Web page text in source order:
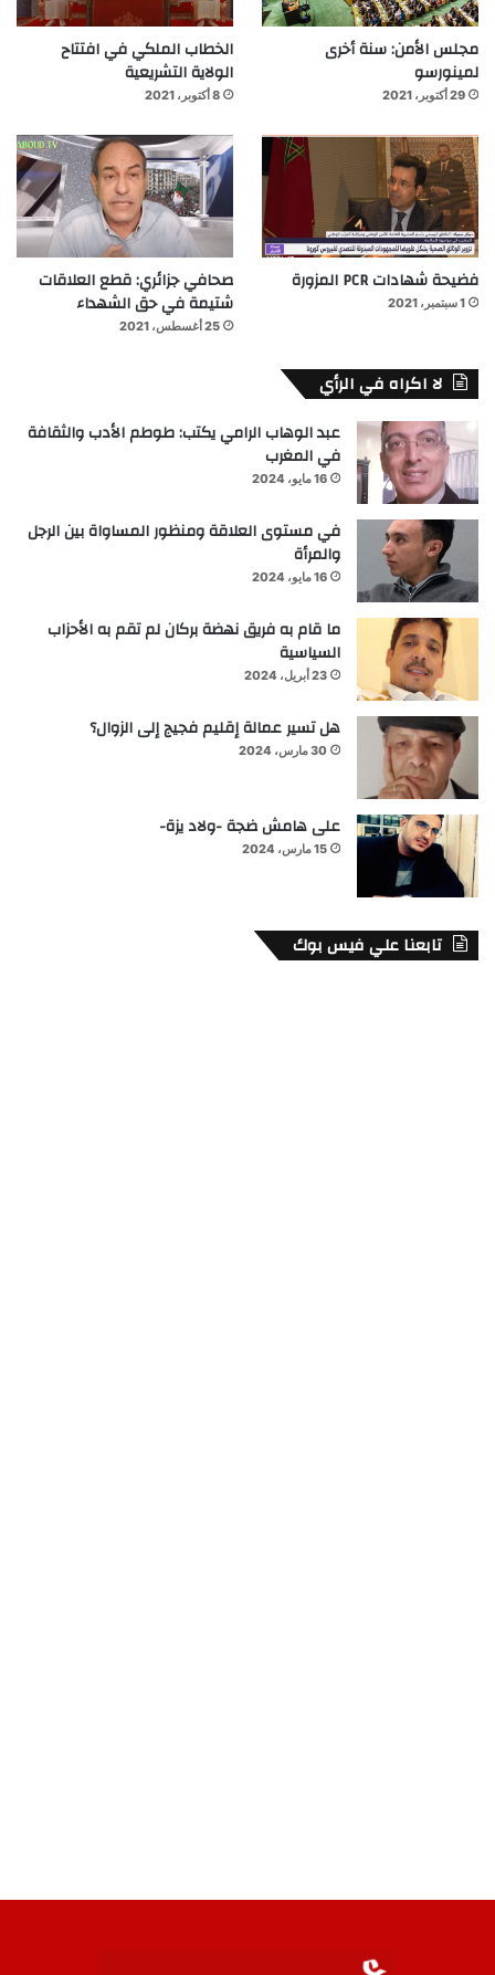
مجلس الأمن: سنة أخرى
لمينورسو
29 أكتوبر، 2021
الخطاب الملكي في افتتاح
الولاية التشريعية
8 أكتوبر، 2021
فضيحة شهادات PCR المزورة
1 سبتمبر، 2021
صحافي جزائري: قطع العلاقات
شتيمة في حق الشهداء
25 أغسطس، 2021
لا اكراه في الرأي
عبد الوهاب الرامي يكتب: طوطم الأدب والثقافة
في المغرب
16 مايو، 2024
في مستوى العلاقة ومنظور المساواة بين الرجل
والمرأة
16 مايو، 2024
ما قام به فريق نهضة بركان لم تقم به الأحزاب
السياسية
23 أبريل، 2024
هل تسير عمالة إقليم فجيج إلى الزوال؟
30 مارس، 2024
على هامش ضجة -ولاد يزة-
15 مارس، 2024
تابعنا علي فيس بوك